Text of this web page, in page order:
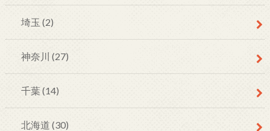
埼玉 (2)
神奈川 (27)
千葉(14)
北海道 (30)